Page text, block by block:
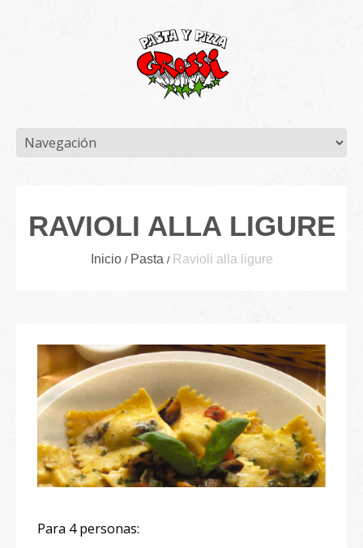
RAVIOLI ALLA LIGURE
Inicio Pasta Ravioli alla ligure
Para 4 personas: